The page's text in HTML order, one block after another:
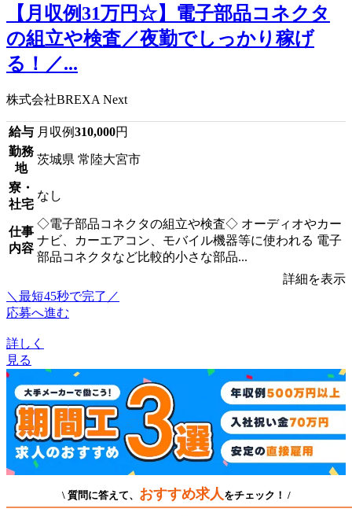
【月収例31万円☆】電子部品コネクタ
の組立や検査／夜勤でしっかり稼げ
る！／...
株式会社BREXA Next
給与 月収例310,000円
勤務
地
茨城県 常陸大宮市
寮・
社宅
なし
仕事
内容
◇電子部品コネクタの組立や検査◇ オーディオやカー
ナビ、カーエアコン、モバイル機器等に使われる 電子
部品コネクタなど比較的小さな部品...
詳細を表示
＼最短45秒で完了／
応募へ進む
詳しく
見る
\ 質問に答えて、 おすすめ求人 をチェック！ /